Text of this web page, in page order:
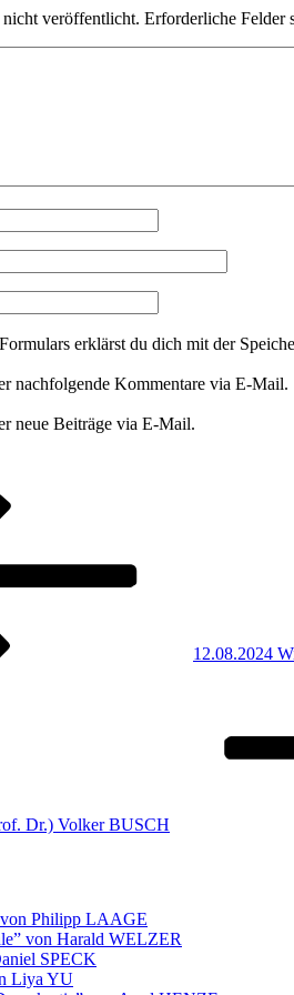
veröffentlicht. Erforderliche Felder
erklärst du dich mit der
nachfolgende Kommentare via E-Mail.
neue Beiträge via E-Mail.
12.08.2024
Dr.) Volker BUSCH
Philipp LAAGE
von Harald WELZER
SPECK
Liya YU